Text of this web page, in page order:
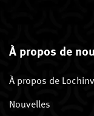
À propos de
À propos de
Nouvelles